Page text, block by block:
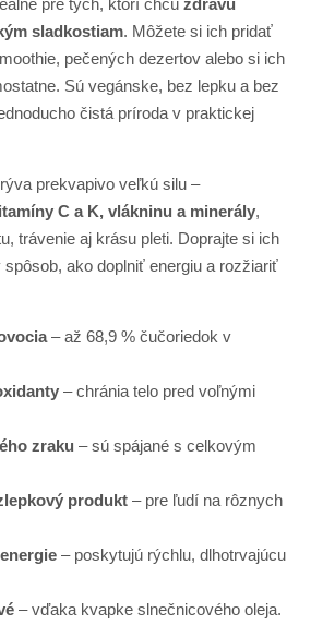
sladkostiam. Môžete si ich pridať
pečených dezertov alebo si ich
Sú vegánske, bez lepku a bez
čistá príroda v praktickej
prekvapivo veľkú silu –
C a K, vlákninu a minerály,
trávenie aj krásu pleti. Doprajte si ich
ako doplniť energiu a rozžiariť
– až 68,9 % čučoriedok v
– chránia telo pred voľnými
zraku – sú spájané s celkovým
produkt – pre ľudí na rôznych
– poskytujú rýchlu, dlhotrvajúcu
– vďaka kvapke slnečnicového oleja.